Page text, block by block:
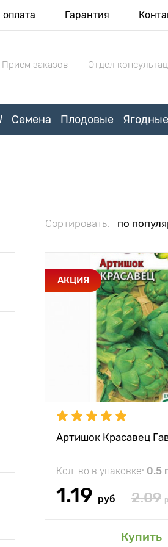
Гарантия
Прием заказов Отдел
Семена Плодовые Ягодные
Сортировать: по
АКЦИЯ
Артишок Красавец
Кол-во в упаковке: 0.5 г
1.19 руб 2.09
Купить
Особенности
Высота растения
Растояние между
растениями
Местоположение
Период созревания
от
Добавить в